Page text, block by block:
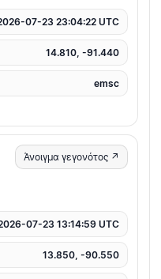
07-23 23:04:22 UTC
14.810, -91.440
emsc
Άνοιγμα γεγονότος ↗
07-23 13:14:59 UTC
13.850, -90.550